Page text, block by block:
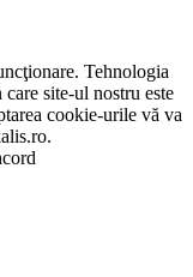
Tehnologia
site-ul nostru este
cookie-urile vă va